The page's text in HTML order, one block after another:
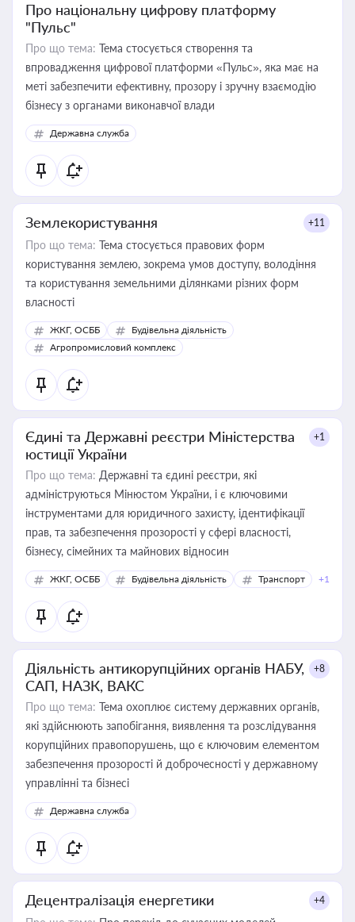
Про національну цифрову платформу
"Пульс"
Про що тема: Тема стосується створення та
впровадження цифрової платформи «Пульс», яка має на
меті забезпечити ефективну, прозору і зручну взаємодію
бізнесу з органами виконавчої влади
Державна служба
Землекористування +11
Про що тема: Тема стосується правових форм
користування землею, зокрема умов доступу, володіння
та користування земельними ділянками різних форм
власності
ЖКГ, ОСББ
Будівельна діяльність
Агропромисловий комплекс
Єдині та Державні реєстри Міністерства
юстиції України
+1
Про що тема: Державні та єдині реєстри, які
адмініструються Мінюстом України, і є ключовими
інструментами для юридичного захисту, ідентифікації
прав, та забезпечення прозорості у сфері власності,
бізнесу, сімейних та майнових відносин
ЖКГ, ОСББ Будівельна діяльність Транспорт +1
Діяльність антикорупційних органів НАБУ,
САП, НАЗК, ВАКС
+8
Про що тема: Тема охоплює систему державних органів,
які здійснюють запобігання, виявлення та розслідування
корупційних правопорушень, що є ключовим елементом
забезпечення прозорості й доброчесності у державному
управлінні та бізнесі
Державна служба
Децентралізація енергетики +4